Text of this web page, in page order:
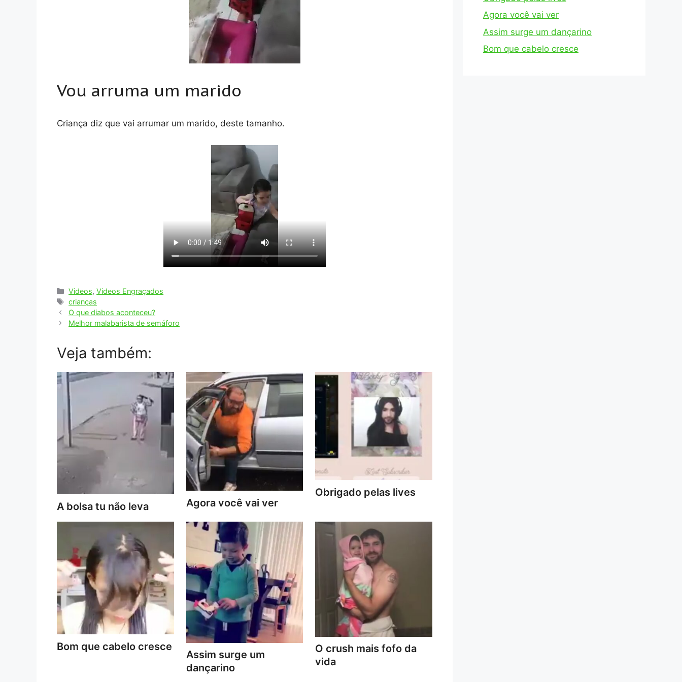
Vou arruma um marido
Criança diz que vai arrumar um marido, deste tamanho.
Categorias
Videos,Videos Engraçados
Tags
crianças
O que diabos aconteceu?
Melhor malabarista de semáforo
Veja também:
A bolsa tu não leva Agora você vai ver
Obrigado pelas lives
Bom que cabelo cresce
Assim surge um
dançarino
O crush mais fofo da
vida
Agora você vai ver
Assim surge um dançarino
Bom que cabelo cresce